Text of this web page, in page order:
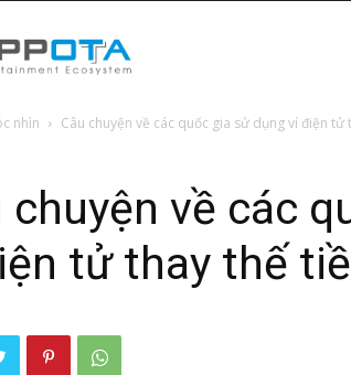
News
nhìn Câu chuyện về các quốc gia sử dụng ví điện tử
chuyện về các
tử thay thế